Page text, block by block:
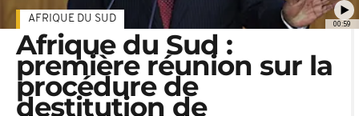
00:59
AFRIQUE DU SUD
Afrique du Sud :
première réunion sur la
procédure de
destitution de